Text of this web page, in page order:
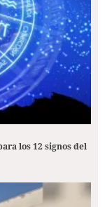
los 12 signos del